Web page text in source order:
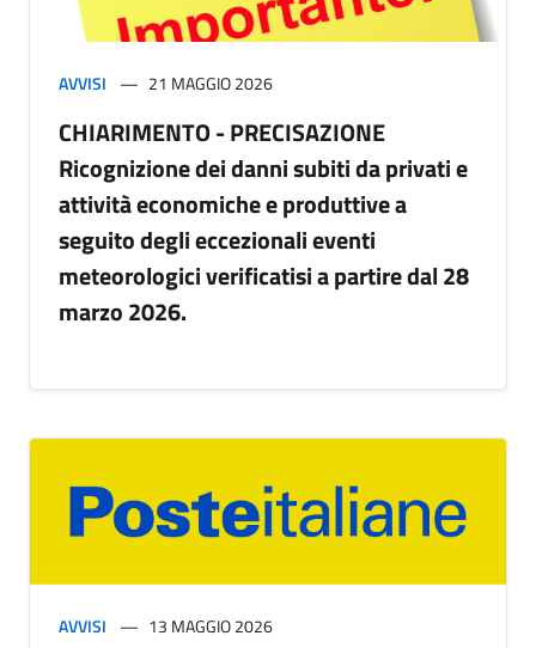
AVVISI 21 MAGGIO 2026
CHIARIMENTO - PRECISAZIONE
Ricognizione dei danni subiti da privati e
attività economiche e produttive a
seguito degli eccezionali eventi
meteorologici verificatisi a partire dal 28
marzo 2026.
AVVISI 13 MAGGIO 2026